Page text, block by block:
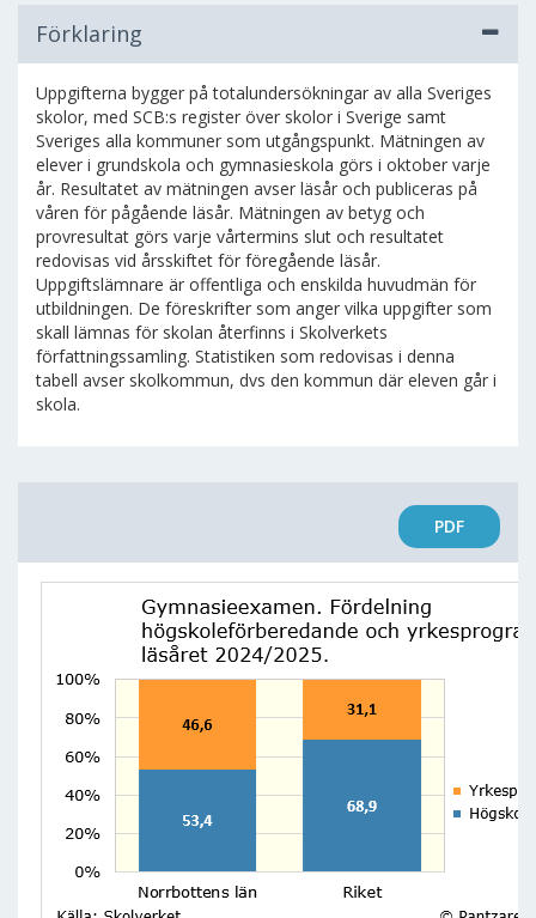
Förklaring
Uppgifterna bygger på totalundersökningar av alla Sveriges
skolor, med SCB:s register över skolor i Sverige samt
Sveriges alla kommuner som utgångspunkt. Mätningen av
elever i grundskola och gymnasieskola görs i oktober varje
år. Resultatet av mätningen avser läsår och publiceras på
våren för pågående läsår. Mätningen av betyg och
provresultat görs varje vårtermins slut och resultatet
redovisas vid årsskiftet för föregående läsår.
Uppgiftslämnare är offentliga och enskilda huvudmän för
utbildningen. De föreskrifter som anger vilka uppgifter som
skall lämnas för skolan återfinns i Skolverkets
författningssamling. Statistiken som redovisas i denna
tabell avser skolkommun, dvs den kommun där eleven går i
skola.
PDF